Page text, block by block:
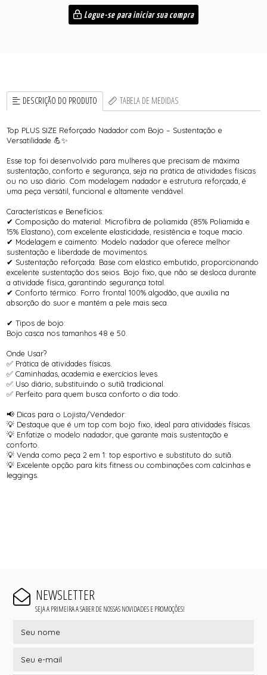
Logue-se para iniciar sua compra
DESCRIÇÃO DO PRODUTO TABELA DE MEDIDAS
Top PLUS SIZE Reforçado Nadador com Bojo – Sustentação e
Versatilidade 💪✨
Esse top foi desenvolvido para mulheres que precisam de máxima
sustentação, conforto e segurança, seja na prática de atividades físicas
ou no uso diário. Com modelagem nadador e estrutura reforçada, é
uma peça versátil, funcional e altamente vendável.
Características e Benefícios:
✔ Composição do material: Microfibra de poliamida (85% Poliamida e
15% Elastano), com excelente elasticidade, resistência e toque macio.
✔ Modelagem e caimento: Modelo nadador que oferece melhor
sustentação e liberdade de movimentos.
✔ Sustentação reforçada: Base com elástico embutido, proporcionando
excelente sustentação dos seios. Bojo fixo, que não se desloca durante
a atividade física, garantindo segurança total.
✔ Conforto térmico: Forro frontal 100% algodão, que auxilia na
absorção do suor e mantém a pele mais seca.
✔ Tipos de bojo:
Bojo casca nos tamanhos 48 e 50.
Onde Usar?
✅ Prática de atividades físicas.
✅ Caminhadas, academia e exercícios leves.
✅ Uso diário, substituindo o sutiã tradicional.
✅ Perfeito para quem busca conforto o dia todo.
📢 Dicas para o Lojista/Vendedor:
💡 Destaque que é um top com bojo fixo, ideal para atividades físicas.
💡 Enfatize o modelo nadador, que garante mais sustentação e
conforto.
💡 Venda como peça 2 em 1: top esportivo e substituto do sutiã.
💡 Excelente opção para kits fitness ou combinações com calcinhas e
leggings.
NEWSLETTER
SEJA A PRIMEIRA A SABER DE NOSSAS NOVIDADES E PROMOÇÕES!